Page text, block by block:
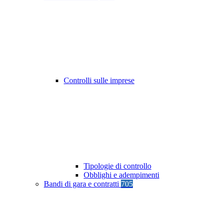
Controlli sulle imprese
Tipologie di controllo
Obblighi e adempimenti
Bandi di gara e contratti 705